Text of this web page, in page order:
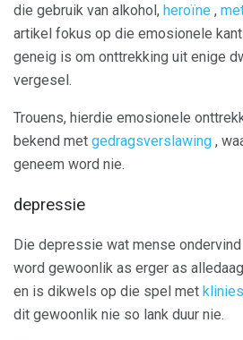
die gebruik van alkohol, heroïne ,
artikel fokus op die emosionele
geneig is om onttrekking uit enige
vergesel.
Trouens, hierdie emosionele
bekend met gedragsverslawing ,
geneem word nie.
depressie
Die depressie wat mense
word gewoonlik as erger as
en is dikwels op die spel met
dit gewoonlik nie so lank duur nie.